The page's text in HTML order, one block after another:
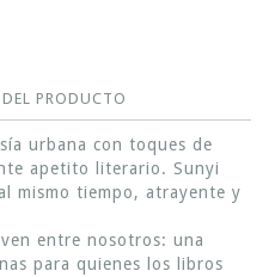
PRODUCTO
urbana con toques de
apetito literario. Sunyi
mismo tiempo, atrayente y
entre nosotros: una
para quienes los libros